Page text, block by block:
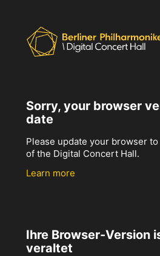
Sorry, your browser
date
Please update your browser
of the Digital Concert Hall.
Learn more
Ihre Browser-Version
veraltet